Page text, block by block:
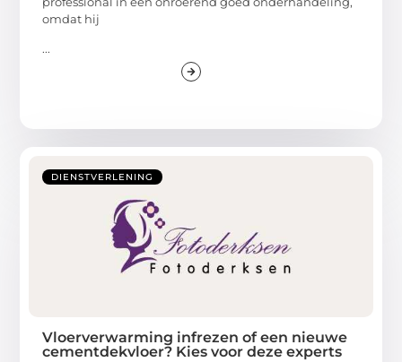
omdat hij
...
DIENSTVERLENING
Vloerverwarming infrezen of een nieuwe
cementdekvloer? Kies voor deze experts